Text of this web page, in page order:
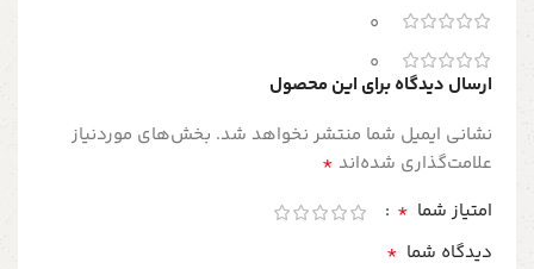
0
0
ارسال دیدگاه برای این محصول
نشانی ایمیل شما منتشر نخواهد شد. بخش‌های موردنیاز
علامت‌گذاری شده‌اند *
امتیاز شما *
دیدگاه شما *